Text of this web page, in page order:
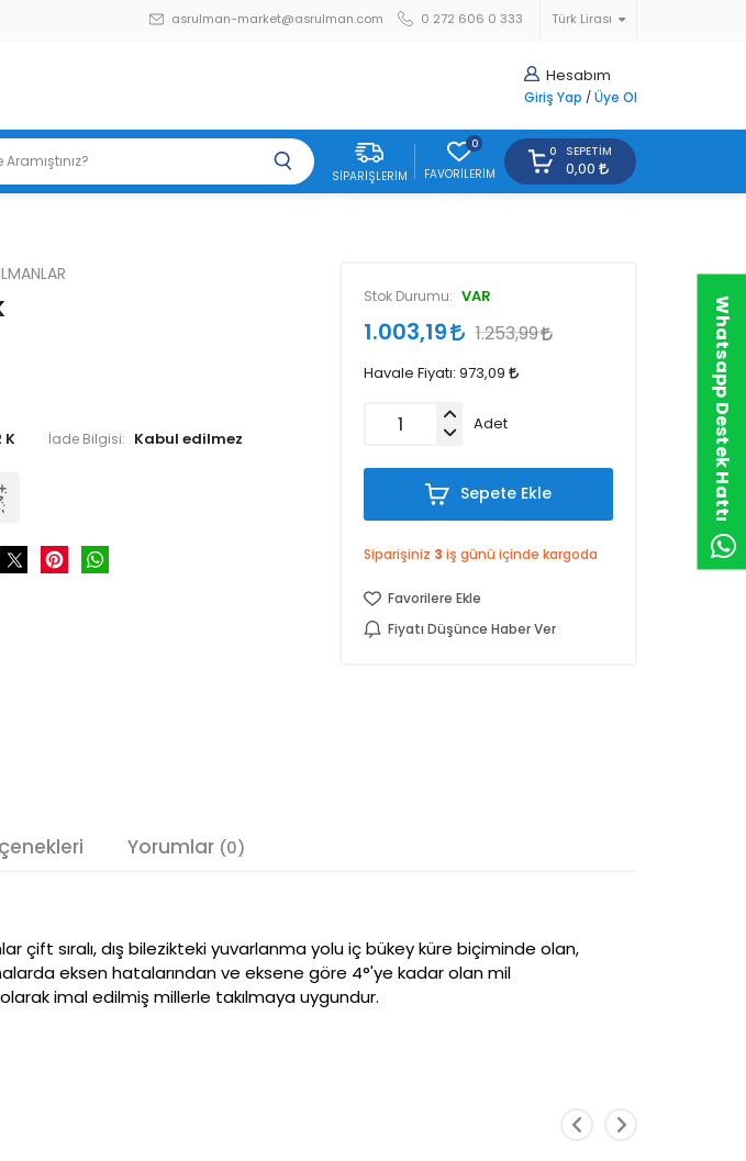
Türk Lirası
asrulman-market@asrulman.com 0 272 606 0 333
Hesabım
Giriş Yap / Üye Ol
SIPARIŞLERIM
0
FAVORILERIM
0 SEPETIM
0,00
K İade Bilgisi:
Pinterest
Stok Durumu: VAR
1.003,19 1.253,99
Havale Fiyatı:973,09
Adet
Sepete Ekle
Siparişiniz 3 iş günü içinde kargoda
Favorilere Ekle
Fiyatı Düşünce Haber Ver
Yorumlar (0)
çift sıralı, dış bilezikteki yuvarlanma yolu iç bükey küre biçiminde olan,
eksen hatalarından ve eksene göre 4°'ye kadar olan mil
imal edilmiş millerle takılmaya uygundur.
Whatsapp Destek Hattı